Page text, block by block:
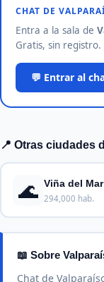
CHAT DE
Entra a la sala de
Gratis, sin registro.
💬 Entrar al
📍 Otras ciudades
🌊 Viña del Mar
294,000 hab.
📖 Sobre
Chat de